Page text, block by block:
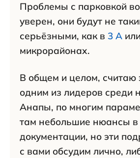
Проблемы с парковкой
уверен, они будут не
серьёзными, как в 3 А
микрорайонах.
В общем и целом, считаю
одним из лидеров среди
Анапы, по многим
там небольшие нюансы в
документации, но эти
с вами обсудим лично,